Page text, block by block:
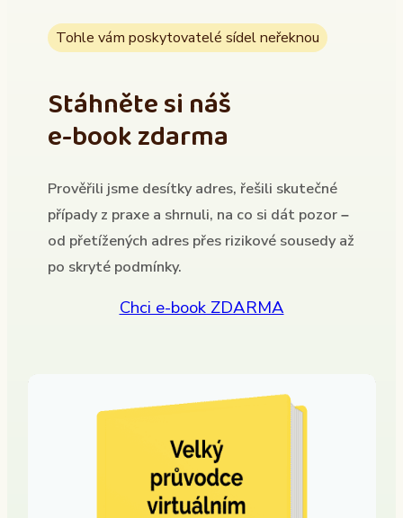
Tohle vám poskytovatelé sídel neřeknou
Stáhněte si náš
e-book zdarma
Prověřili jsme desítky adres, řešili skutečné
případy z praxe a shrnuli, na co si dát pozor –
od přetížených adres přes rizikové sousedy až
po skryté podmínky.
Chci e-book ZDARMA